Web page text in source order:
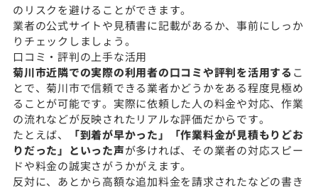
のリスクを避けることができます。
業者の公式サイトや見積書に記載があるか、事前にしっか
りチェックしましょう。
口コミ・評判の上手な活用
菊川市近隣での実際の利用者の口コミや評判を活用するこ
とで、菊川市で信頼できる業者かどうかをある程度見極め
ることが可能です。実際に依頼した人の料金や対応、作業
の流れなどが反映されたリアルな評価だからです。
たとえば、
「到着が早かった」「作業料金が見積もりどお
りだった」といった声が多ければ、その業者の対応スピー
ドや料金の誠実さがうかがえます。
反対に、あとから高額な追加料金を請求されたなどの書き